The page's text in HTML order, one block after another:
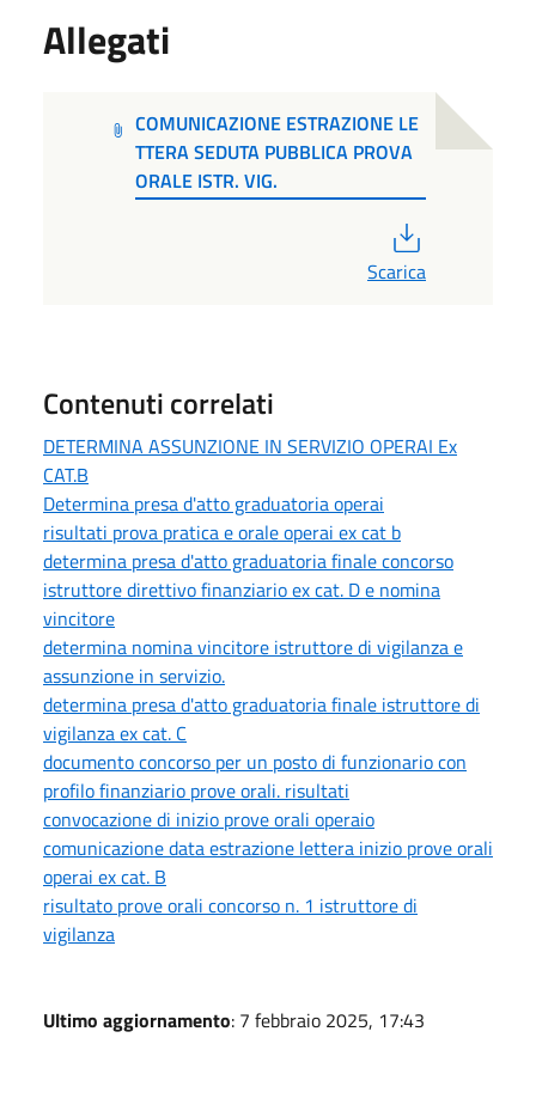
Allegati
COMUNICAZIONE ESTRAZIONE LE
TTERA SEDUTA PUBBLICA PROVA
ORALE ISTR. VIG.
Scarica
Contenuti correlati
DETERMINA ASSUNZIONE IN SERVIZIO OPERAI Ex
CAT.B
Determina presa d'atto graduatoria operai
risultati prova pratica e orale operai ex cat b
determina presa d'atto graduatoria finale concorso
istruttore direttivo finanziario ex cat. D e nomina
vincitore
determina nomina vincitore istruttore di vigilanza e
assunzione in servizio.
determina presa d'atto graduatoria finale istruttore di
vigilanza ex cat. C
documento concorso per un posto di funzionario con
profilo finanziario prove orali. risultati
convocazione di inizio prove orali operaio
comunicazione data estrazione lettera inizio prove orali
operai ex cat. B
risultato prove orali concorso n. 1 istruttore di
vigilanza
Ultimo aggiornamento: 7 febbraio 2025, 17:43